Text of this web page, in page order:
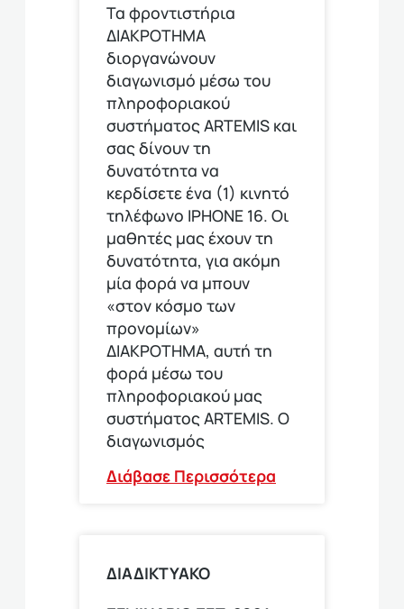
Τα φροντιστήρια
ΔΙΑΚΡΟΤΗΜΑ
διοργανώνουν
διαγωνισμό μέσω του
πληροφοριακού
συστήματος ARTEMIS και
σας δίνουν τη
δυνατότητα να
κερδίσετε ένα (1) κινητό
τηλέφωνο ΙΡΗΟΝΕ 16. Οι
μαθητές μας έχουν τη
δυνατότητα, για ακόμη
μία φορά να μπουν
«στον κόσμο των
προνομίων»
ΔΙΑΚΡΟΤΗΜΑ, αυτή τη
φορά μέσω του
πληροφοριακού μας
συστήματος ARTEMIS. Ο
διαγωνισμός
Διάβασε Περισσότερα
ΔΙΑΔΙΚΤΥΑΚΟ